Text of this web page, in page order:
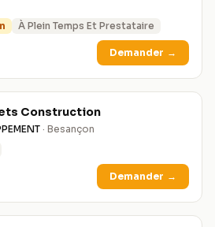
À Plein Temps Et Prestataire
Demander →
Construction
· Besançon
Demander →